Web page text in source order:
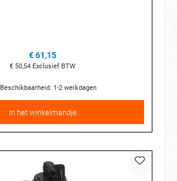
€ 61,15
€ 50,54 Exclusief BTW
Beschikbaarheid: 1-2 werkdagen
In het winkelmandje